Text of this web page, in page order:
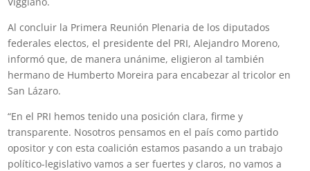
Al concluir la Primera Reunión Plenaria de los diputados
federales electos, el presidente del PRI, Alejandro Moreno,
informó que, de manera unánime, eligieron al también
hermano de Humberto Moreira para encabezar al tricolor en
San Lázaro.
“En el PRI hemos tenido una posición clara, firme y
transparente. Nosotros pensamos en el país como partido
opositor y con esta coalición estamos pasando a un trabajo
político-legislativo vamos a ser fuertes y claros, no vamos a